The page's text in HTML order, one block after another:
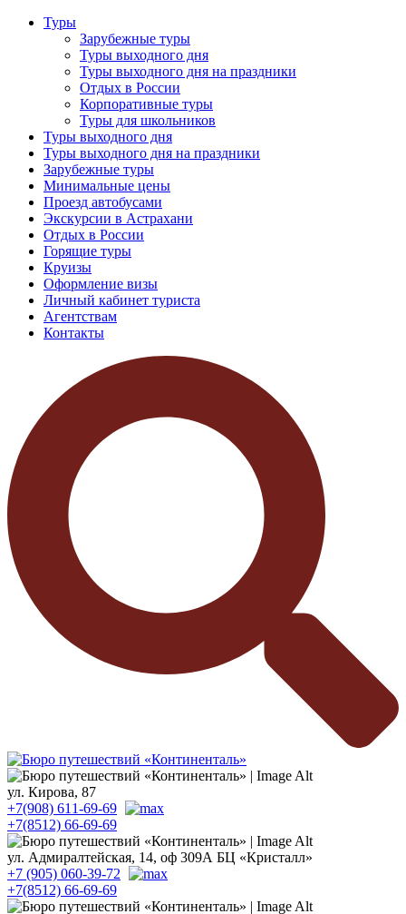
Туры
Зарубежные туры
Туры выходного дня
Туры выходного дня на праздники
Отдых в России
Корпоративные туры
Туры для школьников
Туры выходного дня
Туры выходного дня на праздники
Зарубежные туры
Минимальные цены
Проезд автобусами
Экскурсии в Астрахани
Отдых в России
Горящие туры
Круизы
Оформление визы
Личный кабинет туриста
Агентствам
Контакты
ул. Кирова, 87
+7(908) 611-69-69
+7(8512) 66-69-69
ул. Адмиралтейская, 14, оф 309А БЦ «Кристалл»
+7 (905) 060-39-72
+7(8512) 66-69-69